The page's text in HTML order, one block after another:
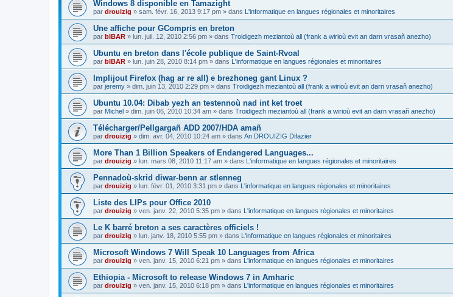
Windows 8 disponible en Tamazight
par drouizig » sam. févr. 16, 2013 9:17 pm » dans L'informatique en langues régionales et minoritaires
Une affiche pour GCompris en breton
par bIBAR » lun. juil. 12, 2010 2:56 pm » dans Troidigezh meziantoù all (frank a wirioù evit an darn vrasañ anezho)
Ubuntu en breton dans l'école publique de Saint-Rvoal
par bIBAR » lun. juin 28, 2010 8:14 pm » dans L'informatique en langues régionales et minoritaires
Implijout Firefox (hag ar re all) e brezhoneg gant Linux ?
par jeremy » dim. juin 13, 2010 2:29 pm » dans Troidigezh meziantoù all (frank a wirioù evit an darn vrasañ anezho)
Ubuntu 10.04: Dibab yezh an testennoù nad int ket troet
par Michel » dim. juin 06, 2010 10:34 am » dans Troidigezh meziantoù all (frank a wirioù evit an darn vrasañ anezho)
Télécharger/Pellgargañ ADD 2007/HDA amañ
par drouizig » dim. avr. 04, 2010 10:24 am » dans An DROUIZIG Difazier
More Than 1 Billion Speakers of Endangered Languages...
par drouizig » lun. mars 08, 2010 11:17 am » dans L'informatique en langues régionales et minoritaires
Pennadoù-skrid diwar-benn ar stlenneg
par drouizig » lun. févr. 01, 2010 3:31 pm » dans L'informatique en langues régionales et minoritaires
Liste des LIPs pour Office 2010
par drouizig » ven. janv. 22, 2010 5:35 pm » dans L'informatique en langues régionales et minoritaires
Le K barré breton a ses caractères officiels !
par drouizig » lun. janv. 18, 2010 5:55 pm » dans L'informatique en langues régionales et minoritaires
Microsoft Windows 7 Will Speak 10 Languages from Africa
par drouizig » ven. janv. 15, 2010 6:21 pm » dans L'informatique en langues régionales et minoritaires
Ethiopia - Microsoft to release Windows 7 in Amharic
par drouizig » ven. janv. 15, 2010 6:18 pm » dans L'informatique en langues régionales et minoritaires